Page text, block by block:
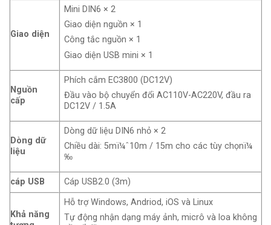
Giao diện
Mini DIN6 × 2
Giao diện nguồn × 1
Công tắc nguồn × 1
Giao diện USB mini × 1
Nguồn
cấp
Phích cắm EC3800 (DC12V)
Đầu vào bộ chuyển đổi AC110V-AC220V, đầu ra
DC12V / 1.5A
Dòng dữ
liệu
Dòng dữ liệu DIN6 nhỏ × 2
Chiều dài: 5mï¼ˆ10m / 15m cho các tùy chọnï¼
‰
cáp USB Cáp USB2.0 (3m)
Khả năng
Hỗ trợ Windows, Andriod, iOS và Linux
Tự động nhận dạng máy ảnh, micrô và loa không